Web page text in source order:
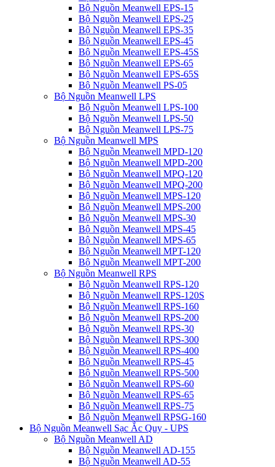
Bộ Nguồn Meanwell EPS-15
Bộ Nguồn Meanwell EPS-25
Bộ Nguồn Meanwell EPS-35
Bộ Nguồn Meanwell EPS-45
Bộ Nguồn Meanwell EPS-45S
Bộ Nguồn Meanwell EPS-65
Bộ Nguồn Meanwell EPS-65S
Bộ Nguồn Meanwell PS-05
Bộ Nguồn Meanwell LPS
Bộ Nguồn Meanwell LPS-100
Bộ Nguồn Meanwell LPS-50
Bộ Nguồn Meanwell LPS-75
Bộ Nguồn Meanwell MPS
Bộ Nguồn Meanwell MPD-120
Bộ Nguồn Meanwell MPD-200
Bộ Nguồn Meanwell MPQ-120
Bộ Nguồn Meanwell MPQ-200
Bộ Nguồn Meanwell MPS-120
Bộ Nguồn Meanwell MPS-200
Bộ Nguồn Meanwell MPS-30
Bộ Nguồn Meanwell MPS-45
Bộ Nguồn Meanwell MPS-65
Bộ Nguồn Meanwell MPT-120
Bộ Nguồn Meanwell MPT-200
Bộ Nguồn Meanwell RPS
Bộ Nguồn Meanwell RPS-120
Bộ Nguồn Meanwell RPS-120S
Bộ Nguồn Meanwell RPS-160
Bộ Nguồn Meanwell RPS-200
Bộ Nguồn Meanwell RPS-30
Bộ Nguồn Meanwell RPS-300
Bộ Nguồn Meanwell RPS-400
Bộ Nguồn Meanwell RPS-45
Bộ Nguồn Meanwell RPS-500
Bộ Nguồn Meanwell RPS-60
Bộ Nguồn Meanwell RPS-65
Bộ Nguồn Meanwell RPS-75
Bộ Nguồn Meanwell RPSG-160
Bộ Nguồn Meanwell Sạc Ắc Quy - UPS
Bộ Nguồn Meanwell AD
Bộ Nguồn Meanwell AD-155
Bộ Nguồn Meanwell AD-55